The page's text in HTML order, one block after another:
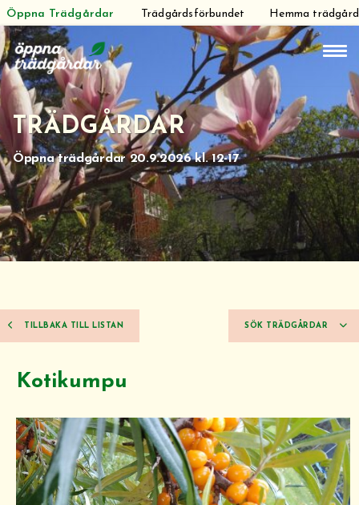
Hoppa
till
innehåll
Öppna Trädgårdar Trädgårdsförbundet Hemma trädgård
TRÄDGÅRDAR
Öppna trädgårdar 20.9.2026 kl. 12-17
TILLBAKA TILL LISTAN SÖK TRÄDGÅRDAR
Kotikumpu